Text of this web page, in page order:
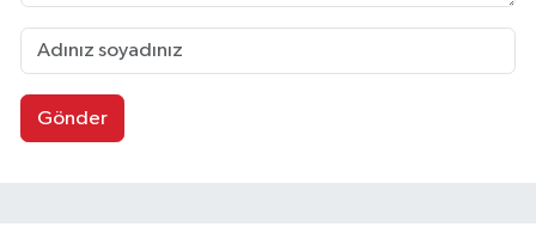
Gönder